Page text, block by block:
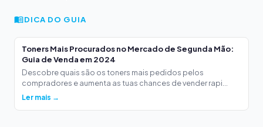
DICA DO GUIA
Toners Mais Procurados no Mercado de Segunda Mão:
Guia de Venda em 2024
Descobre quais são os toners mais pedidos pelos
compradores e aumenta as tuas chances de vender rapi...
Ler mais →